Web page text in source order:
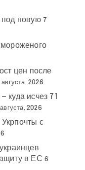
под новую 7
мороженого
цен после
августа, 2026
куда исчез 71
2026
с
в ЕС 6